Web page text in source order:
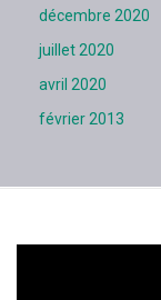
décembre 2020
juillet 2020
avril 2020
février 2013